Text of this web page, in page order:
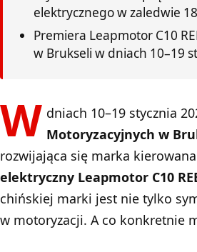
elektrycznego w zaledwie
Premiera Leapmotor C10
w Brukseli w dniach 10–19
W dniach 10–19 stycznia
Motoryzacyjnych w
rozwijająca się marka
elektryczny Leapmotor C10
chińskiej marki jest nie tylko
w motoryzacji. A co konkretnie